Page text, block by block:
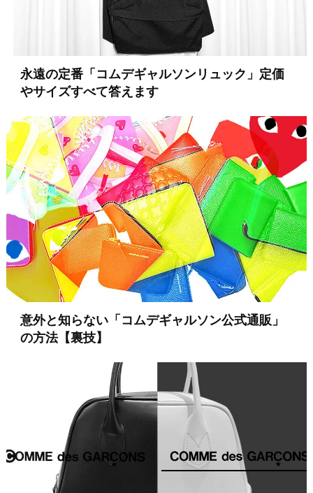
永遠の定番「コムデギャルソンリュック」定価
やサイズすべて答えます
意外と知らない「コムデギャルソン公式通販」
の方法【裏技】